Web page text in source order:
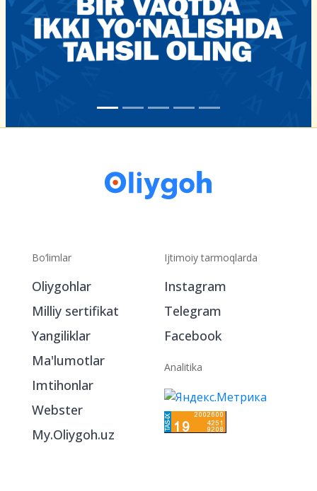
Bo‘limlar
Oliygohlar
Milliy sertifikat
Yangiliklar
Ma'lumotlar
Imtihonlar
Webster
My.Oliygoh.uz
Ijtimoiy tarmoqlarda
Instagram
Telegram
Facebook
Analitika